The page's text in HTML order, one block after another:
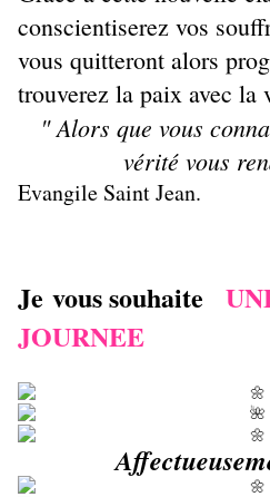
conscientiserez vos
vous quitteront alors
trouverez la paix avec la
" Alors que vous
vérité vous
Evangile Saint Jean.
Je vous souhaite
JOURNEE